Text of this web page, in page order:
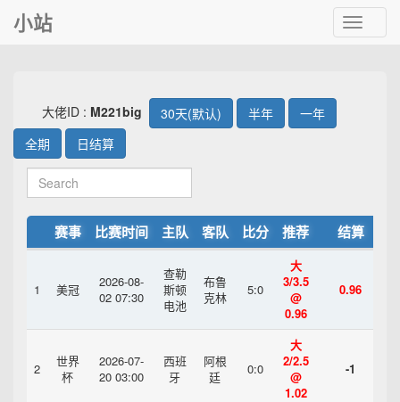
Toggle
小站
大佬ID : M221big 30天(默认) 半年
一年
全期
日结算
赛事 比赛时间 主队 客队 比分 推荐 结算
1 美冠
2026-08-
02 07:30
查勒
斯顿
电池
布鲁
克林
5:0
大
3/3.5
@
0.96
0.96
2
世界
杯
2026-07-
20 03:00
西班
牙
阿根
廷
0:0
大
2/2.5
@
1.02
-1